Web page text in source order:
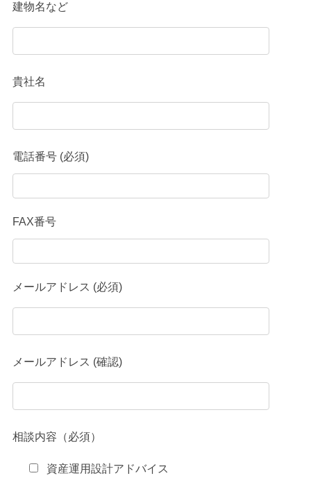
建物名など
貴社名
電話番号 (必須)
FAX番号
メールアドレス (必須)
メールアドレス (確認)
相談内容（必須）
資産運用設計アドバイス